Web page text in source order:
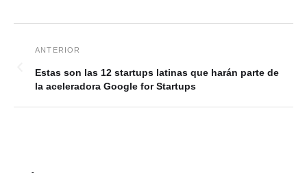
Estas son las 12 startups latinas que harán parte de
la aceleradora Google for Startups